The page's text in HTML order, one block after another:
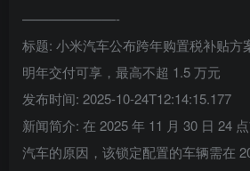
———————-
标题: 小米汽车公布跨年购置税补贴方
明年交付可享，最高不超 1.5 万元
发布时间: 2025-10-24T12:14:15.177
新闻简介: 在 2025 年 11 月 30 日 24
汽车的原因，该锁定配置的车辆需在